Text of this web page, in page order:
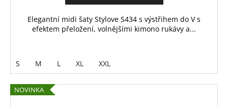
Elegantní midi šaty Stylove S434 s výstřihem do V s
efektem přeložení, volnějšími kimono rukávy a...
S M L XL XXL
NOVINKA